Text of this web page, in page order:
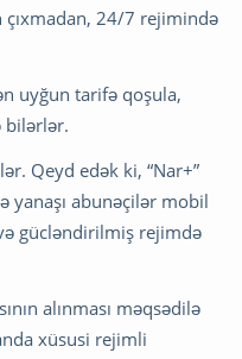
çıxmadan, 24/7 rejimində
uyğun tarifə qoşula,
bilərlər.
Qeyd edək ki, “Nar+”
yanaşı abunəçilər mobil
gücləndirilmiş rejimdə
alınması məqsədilə
xüsusi rejimli